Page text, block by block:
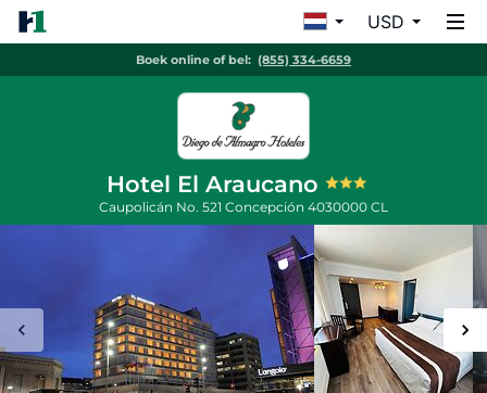
USD
Boek online of bel: (855) 334-6659
Hotel El Araucano
Caupolicán No. 521 Concepción 4030000 CL